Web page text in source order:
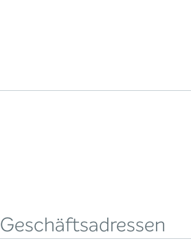
Geschäftsadressen